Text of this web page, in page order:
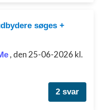
søges +
, den 25-06-2026 kl.
2 svar